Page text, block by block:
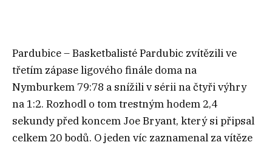
Pardubice – Basketbalisté Pardubic zvítězili ve
třetím zápase ligového finále doma na
Nymburkem 79:78 a snížili v sérii na čtyři výhry
na 1:2. Rozhodl o tom trestným hodem 2,4
sekundy před koncem Joe Bryant, který si připsal
celkem 20 bodů. O jeden víc zaznamenal za vítěze